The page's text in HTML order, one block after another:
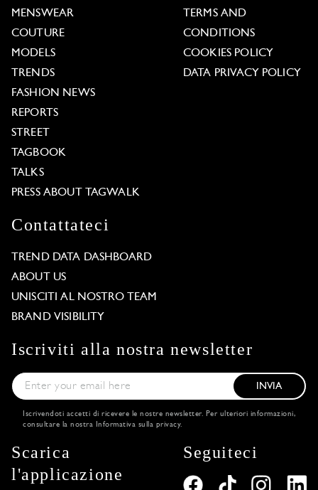
MENSWEAR
COUTURE
MODELS
TRENDS
FASHION NEWS
REPORTS
STREET
TAGBOOK
TALKS
PRESS ABOUT TAGWALK
TERMS AND
CONDITIONS
COOKIES POLICY
DATA PRIVACY POLICY
Contattateci
TREND DATA DASHBOARD
ABOUT US
UNISCITI AL NOSTRO TEAM
BRAND VISIBILITY
Iscriviti alla nostra newsletter
INVIA
Iscrivendoti accetti di ricevere le nostre newsletter. Per ulteriori informazioni,
consultare la nostra
Informativa sulla privacy.
Scarica
l'applicazione
Seguiteci